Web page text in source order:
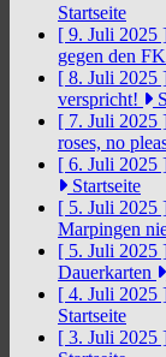
Startseite
[ 9. Juli 2025
gegen den
[ 8. Juli 2025
verspricht!
[ 7. Juli 2025
roses, no
[ 6. Juli 2025
Startseite
[ 5. Juli 2025
Marpingen
[ 5. Juli 2025
Dauerkarten
[ 4. Juli 2025
Startseite
[ 3. Juli 2025